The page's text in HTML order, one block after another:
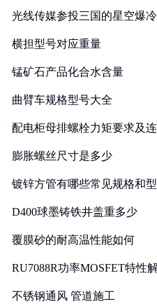
光线传媒参投三国的星空爆冷
横担型号对应重量
锰矿石产品化合水含量
曲臂车规格型号大全
配电柜母排螺栓力矩要求及
膨胀螺丝尺寸是多少
镀锌方管有哪些常见规格和
D400球墨铸铁井盖重多少
覆膜砂的耐高温性能如何
RU7088R功率MOSFET特性
不锈钢通风 管道施工